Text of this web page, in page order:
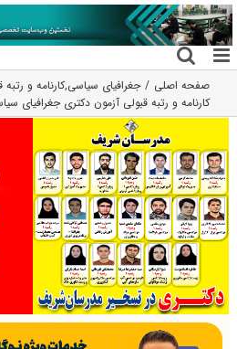
رفتن
به
محتوا
صفحه اصلی جغرافیای سیاسی,کارنامه و
کارنامه و رتبه قبولی آزمون دکتری جغرافیای